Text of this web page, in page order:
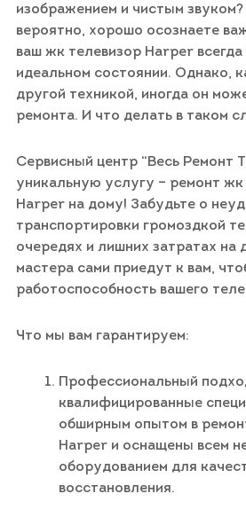
изображением и чистым звуком?
вероятно, хорошо осознаете
ваш жк телевизор Harper всегда
идеальном состоянии. Однако,
другой техникой, иногда он
ремонта. И что делать в таком
Сервисный центр “Весь Ремонт
уникальную услугу – ремонт жк
Harper на дому! Забудьте о
транспортировки громоздкой
очередях и лишних затратах на
мастера сами приедут к вам,
работоспособность вашего
Что мы вам гарантируем:
Профессиональный
квалифицированные
обширным опытом в
Harper и оснащены всем
оборудованием для
восстановления.